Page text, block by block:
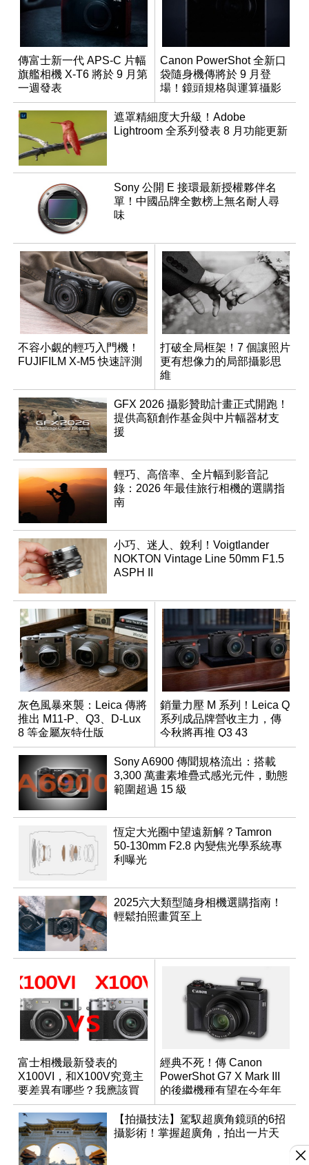
傳富士新一代 APS-C 片幅
旗艦相機 X-T6 將於 9 月第
一週發表
Canon PowerShot 全新口
袋隨身機傳將於 9 月登
場！鏡頭規格與運算攝影
升級成為焦點
遮罩精細度大升級！Adobe
Lightroom 全系列發表 8 月功能更新
Sony 公開 E 接環最新授權夥伴名
單！中國品牌全數榜上無名耐人尋
味
不容小覷的輕巧入門機！
FUJIFILM X-M5 快速評測
打破全局框架！7 個讓照片
更有想像力的局部攝影思
維
GFX 2026 攝影贊助計畫正式開跑！
提供高額創作基金與中片幅器材支
援
輕巧、高倍率、全片幅到影音記
錄：2026 年最佳旅行相機的選購指
南
小巧、迷人、銳利！Voigtlander
NOKTON Vintage Line 50mm F1.5
ASPH II
灰色風暴來襲：Leica 傳將
推出 M11-P、Q3、D-Lux
8 等金屬灰特仕版
銷量力壓 M 系列！Leica Q
系列成品牌營收主力，傳
今秋將再推 Q3 43
Monochrom
Sony A6900 傳聞規格流出：搭載
3,300 萬畫素堆疊式感光元件，動態
範圍超過 15 級
恆定大光圈中望遠新解？Tamron
50-130mm F2.8 內變焦光學系統專
利曝光
2025六大類型隨身相機選購指南！
輕鬆拍照畫質至上
富士相機最新發表的
X100VI，和X100V究竟主
要差異有哪些？我應該買
哪一台？
經典不死！傳 Canon
PowerShot G7 X Mark III
的後繼機種有望在今年年
底前推出？
【拍攝技法】駕馭超廣角鏡頭的6招
攝影術！掌握超廣角，拍出一片天